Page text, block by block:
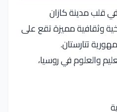
قلب مدينة كازان
وثقافية مميزة تقع على
تتارستان.
والعلوم في روسيا،